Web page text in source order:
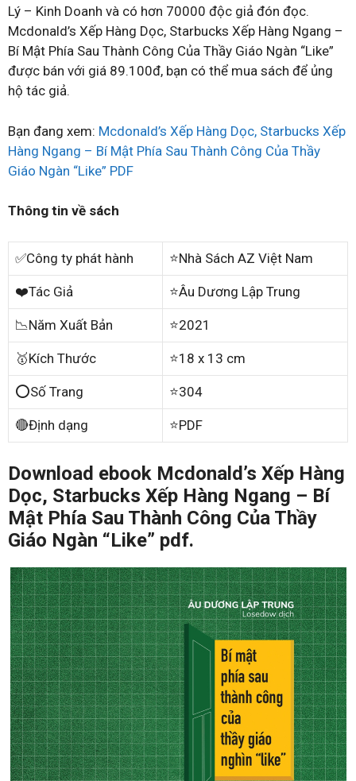
Lý – Kinh Doanh và có hơn 70000 độc giả đón đọc.
Mcdonald’s Xếp Hàng Dọc, Starbucks Xếp Hàng Ngang –
Bí Mật Phía Sau Thành Công Của Thầy Giáo Ngàn “Like”
được bán với giá 89.100đ, bạn có thể mua sách để ủng
hộ tác giả.
Bạn đang xem: Mcdonald’s Xếp Hàng Dọc, Starbucks Xếp
Hàng Ngang – Bí Mật Phía Sau Thành Công Của Thầy
Giáo Ngàn “Like” PDF
Thông tin về sách
✅Công ty phát hành ⭐Nhà Sách AZ Việt Nam
❤️Tác Giả ⭐Âu Dương Lập Trung
📉Năm Xuất Bản ⭐2021
🥇Kích Thước ⭐18 x 13 cm
⭕Số Trang ⭐304
🔴Định dạng ⭐PDF
Download ebook Mcdonald’s Xếp Hàng
Dọc, Starbucks Xếp Hàng Ngang – Bí
Mật Phía Sau Thành Công Của Thầy
Giáo Ngàn “Like” pdf.